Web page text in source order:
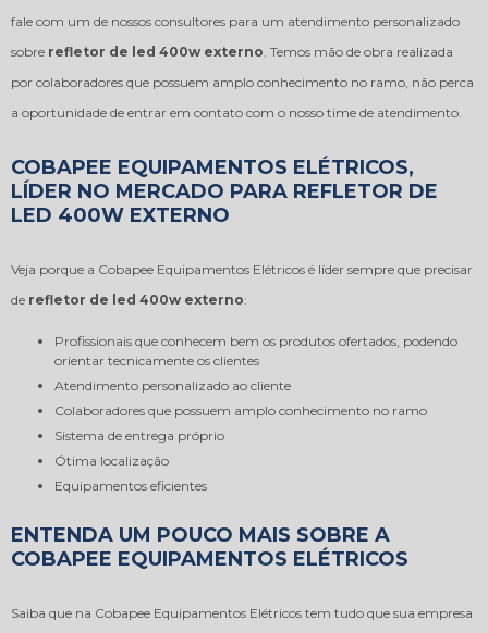
fale com um de nossos consultores para um atendimento personalizado
sobre refletor de led 400w externo . Temos mão de obra realizada
por colaboradores que possuem amplo conhecimento no ramo, não perca
a oportunidade de entrar em contato com o nosso time de atendimento.
COBAPEE EQUIPAMENTOS ELÉTRICOS,
LÍDER NO MERCADO PARA REFLETOR DE
LED 400W EXTERNO
Veja porque a Cobapee Equipamentos Elétricos é líder sempre que precisar
de refletor de led 400w externo:
profissionais que conhecem bem os produtos ofertados, podendo
orientar tecnicamente os clientes
atendimento personalizado ao cliente
colaboradores que possuem amplo conhecimento no ramo
sistema de entrega próprio
ótima localização
equipamentos eficientes
ENTENDA UM POUCO MAIS SOBRE A
COBAPEE EQUIPAMENTOS ELÉTRICOS
Saiba que na Cobapee Equipamentos Elétricos tem tudo que sua empresa